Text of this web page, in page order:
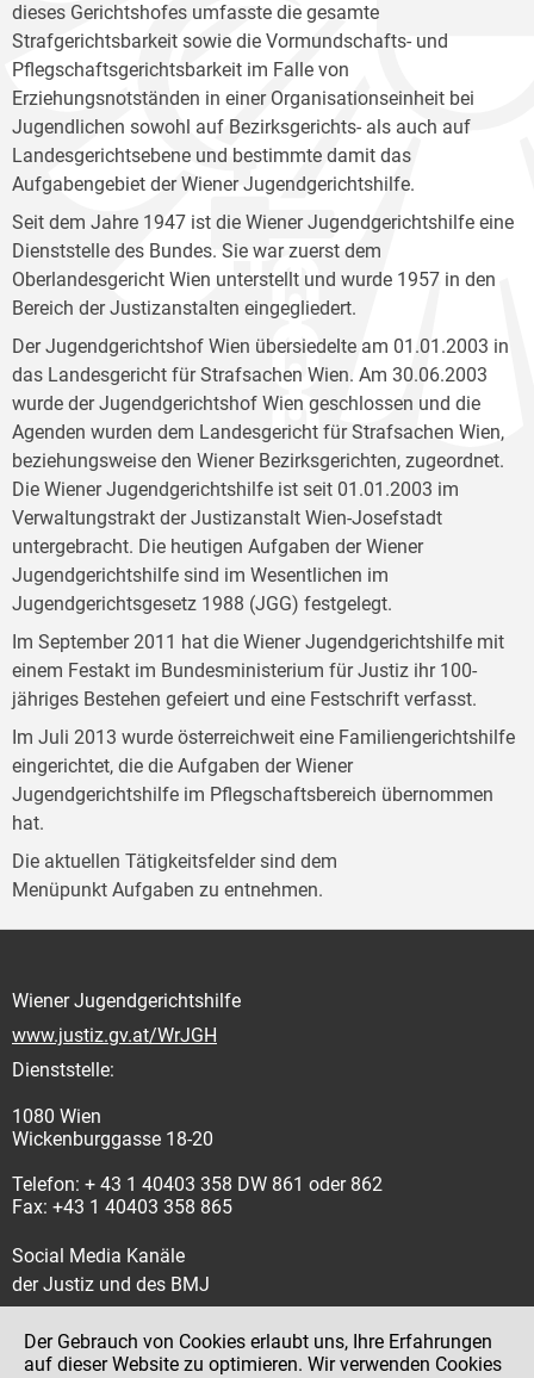
dieses Gerichtshofes umfasste die gesamte
Strafgerichtsbarkeit sowie die Vormundschafts- und
Pflegschaftsgerichtsbarkeit im Falle von
Erziehungsnotständen in einer Organisationseinheit bei
Jugendlichen sowohl auf Bezirksgerichts- als auch auf
Landesgerichtsebene und bestimmte damit das
Aufgabengebiet der Wiener Jugendgerichtshilfe.
Seit dem Jahre 1947 ist die Wiener Jugendgerichtshilfe eine
Dienststelle des Bundes. Sie war zuerst dem
Oberlandesgericht Wien unterstellt und wurde 1957 in den
Bereich der Justizanstalten eingegliedert.
Der Jugendgerichtshof Wien übersiedelte am 01.01.2003 in
das Landesgericht für Strafsachen Wien. Am 30.06.2003
wurde der Jugendgerichtshof Wien geschlossen und die
Agenden wurden dem Landesgericht für Strafsachen Wien,
beziehungsweise den Wiener Bezirksgerichten, zugeordnet.
Die Wiener Jugendgerichtshilfe ist seit 01.01.2003 im
Verwaltungstrakt der Justizanstalt Wien-Josefstadt
untergebracht. Die heutigen Aufgaben der Wiener
Jugendgerichtshilfe sind im Wesentlichen im
Jugendgerichtsgesetz 1988 (JGG) festgelegt.
Im September 2011 hat die Wiener Jugendgerichtshilfe mit
einem Festakt im Bundesministerium für Justiz ihr 100-
jähriges Bestehen gefeiert und eine Festschrift verfasst.
Im Juli 2013 wurde österreichweit eine Familiengerichtshilfe
eingerichtet, die die Aufgaben der Wiener
Jugendgerichtshilfe im Pflegschaftsbereich übernommen
hat.
Die aktuellen Tätigkeitsfelder sind dem
Menüpunkt Aufgaben zu entnehmen.
Wiener Jugendgerichtshilfe
www.justiz.gv.at/WrJGH
Dienststelle:
1080 Wien
Wickenburggasse 18-20
Telefon: + 43 1 40403 358 DW 861 oder 862
Fax: +43 1 40403 358 865
Social Media Kanäle
der Justiz und des BMJ
Der Gebrauch von Cookies erlaubt uns, Ihre Erfahrungen
auf dieser Website zu optimieren. Wir verwenden Cookies